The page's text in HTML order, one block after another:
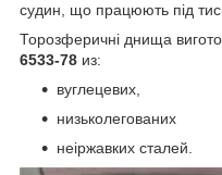
судин, що працюють під
Торозферичні днища
6533-78 из:
вуглецевих,
низьколегованих
неіржавких сталей.